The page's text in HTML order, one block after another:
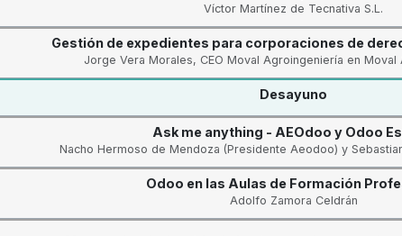
Víctor Martínez de Tecnativa S.L.
Gestión de expedientes para corporaciones de
Jorge Vera Morales, CEO Moval Agroingeniería en Moval
Desayuno
Ask me anything - AEOdoo y Odoo
Nacho Hermoso de Mendoza (Presidente Aeodoo) y
Odoo en las Aulas de Formación
Adolfo Zamora Celdrán